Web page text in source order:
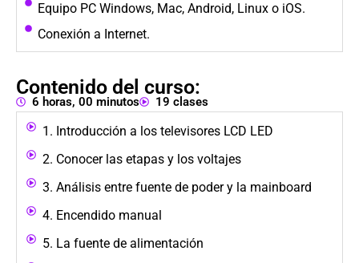
Equipo PC Windows, Mac, Android, Linux o iOS.
Conexión a Internet.
Contenido del curso:
6 horas, 00 minutos 19 clases
1. Introducción a los televisores LCD LED
2. Conocer las etapas y los voltajes
3. Análisis entre fuente de poder y la mainboard
4. Encendido manual
5. La fuente de alimentación